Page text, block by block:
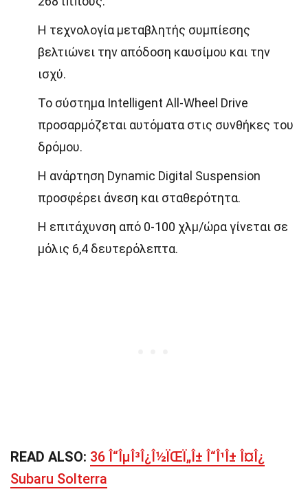
Η τεχνολογία μεταβλητής συμπίεσης
βελτιώνει την απόδοση καυσίμου και την
ισχύ.
Το σύστημα Intelligent All-Wheel Drive
προσαρμόζεται αυτόματα στις συνθήκες του
δρόμου.
Η ανάρτηση Dynamic Digital Suspension
προσφέρει άνεση και σταθερότητα.
Η επιτάχυνση από 0-100 χλμ/ώρα γίνεται σε
μόλις 6,4 δευτερόλεπτα.
READ ALSO: 36 Î“ÎµÎ³Î¿Î½ÏŒÏ„Î± Î“Î¹Î± Î¤Î¿
Subaru Solterra